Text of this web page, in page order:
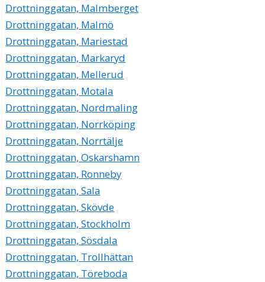
Drottninggatan, Malmberget
Drottninggatan, Malmö
Drottninggatan, Mariestad
Drottninggatan, Markaryd
Drottninggatan, Mellerud
Drottninggatan, Motala
Drottninggatan, Nordmaling
Drottninggatan, Norrköping
Drottninggatan, Norrtälje
Drottninggatan, Oskarshamn
Drottninggatan, Ronneby
Drottninggatan, Sala
Drottninggatan, Skövde
Drottninggatan, Stockholm
Drottninggatan, Sösdala
Drottninggatan, Trollhättan
Drottninggatan, Töreboda